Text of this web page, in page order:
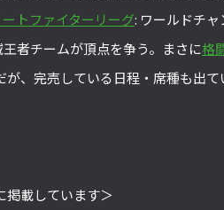
ートファイターリーグ: ワールドチ
者チームが頂点を争う。まさに格
、完売している日程・席種も出
掲載しています＞